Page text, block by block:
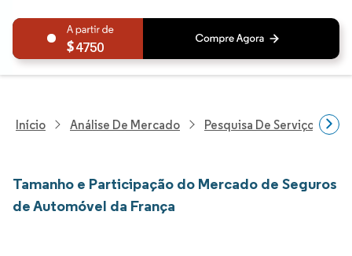
4750
Início Análise De Mercado Pesquisa De Serviços
Tamanho e Participação do Mercado de Seguros
de Automóvel da França